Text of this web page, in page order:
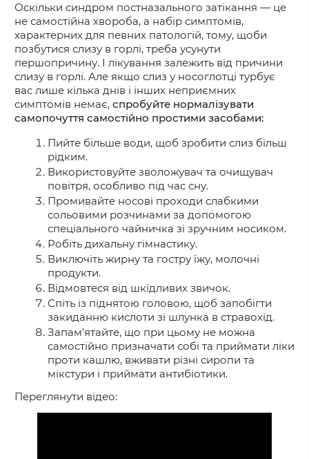
Оскільки синдром постназального затікання — це
не самостійна хвороба, а набір симптомів,
характерних для певних патологій, тому, щоби
позбутися слизу в горлі, треба усунути
першопричину. І лікування залежить від причини
слизу в горлі. Але якщо слиз у носоглотці турбує
вас лише кілька днів і інших неприємних
симптомів немає, спробуйте нормалізувати
самопочуття самостійно простими засобами:
Пийте більше води, щоб зробити слиз більш
рідким.
Використовуйте зволожувач та очищувач
повітря, особливо під час сну.
Промивайте носові проходи слабкими
сольовими розчинами за допомогою
спеціального чайничка зі зручним носиком.
Робіть дихальну гімнастику.
Виключіть жирну та гостру їжу, молочні
продукти.
Відмовтеся від шкідливих звичок.
Спіть із піднятою головою, щоб запобігти
закиданню кислоти зі шлунка в стравохід.
Запам’ятайте, що при цьому не можна
самостійно призначати собі та приймати ліки
проти кашлю, вживати різні сиропи та
мікстури і приймати антибіотики.
Переглянути відео: